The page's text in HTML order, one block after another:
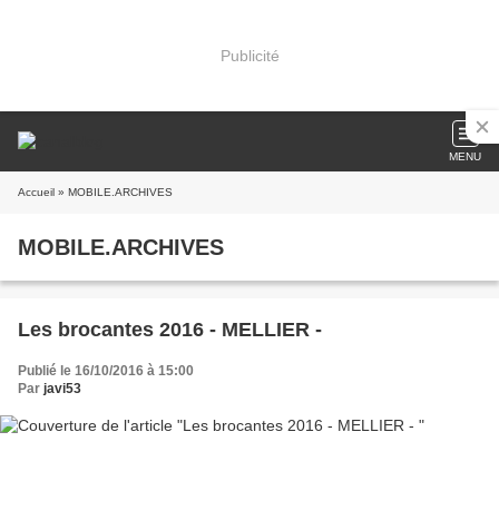
Publicité
MENU
Accueil » MOBILE.ARCHIVES
MOBILE.ARCHIVES
Les brocantes 2016 - MELLIER -
Publié le 16/10/2016 à 15:00
Par javi53